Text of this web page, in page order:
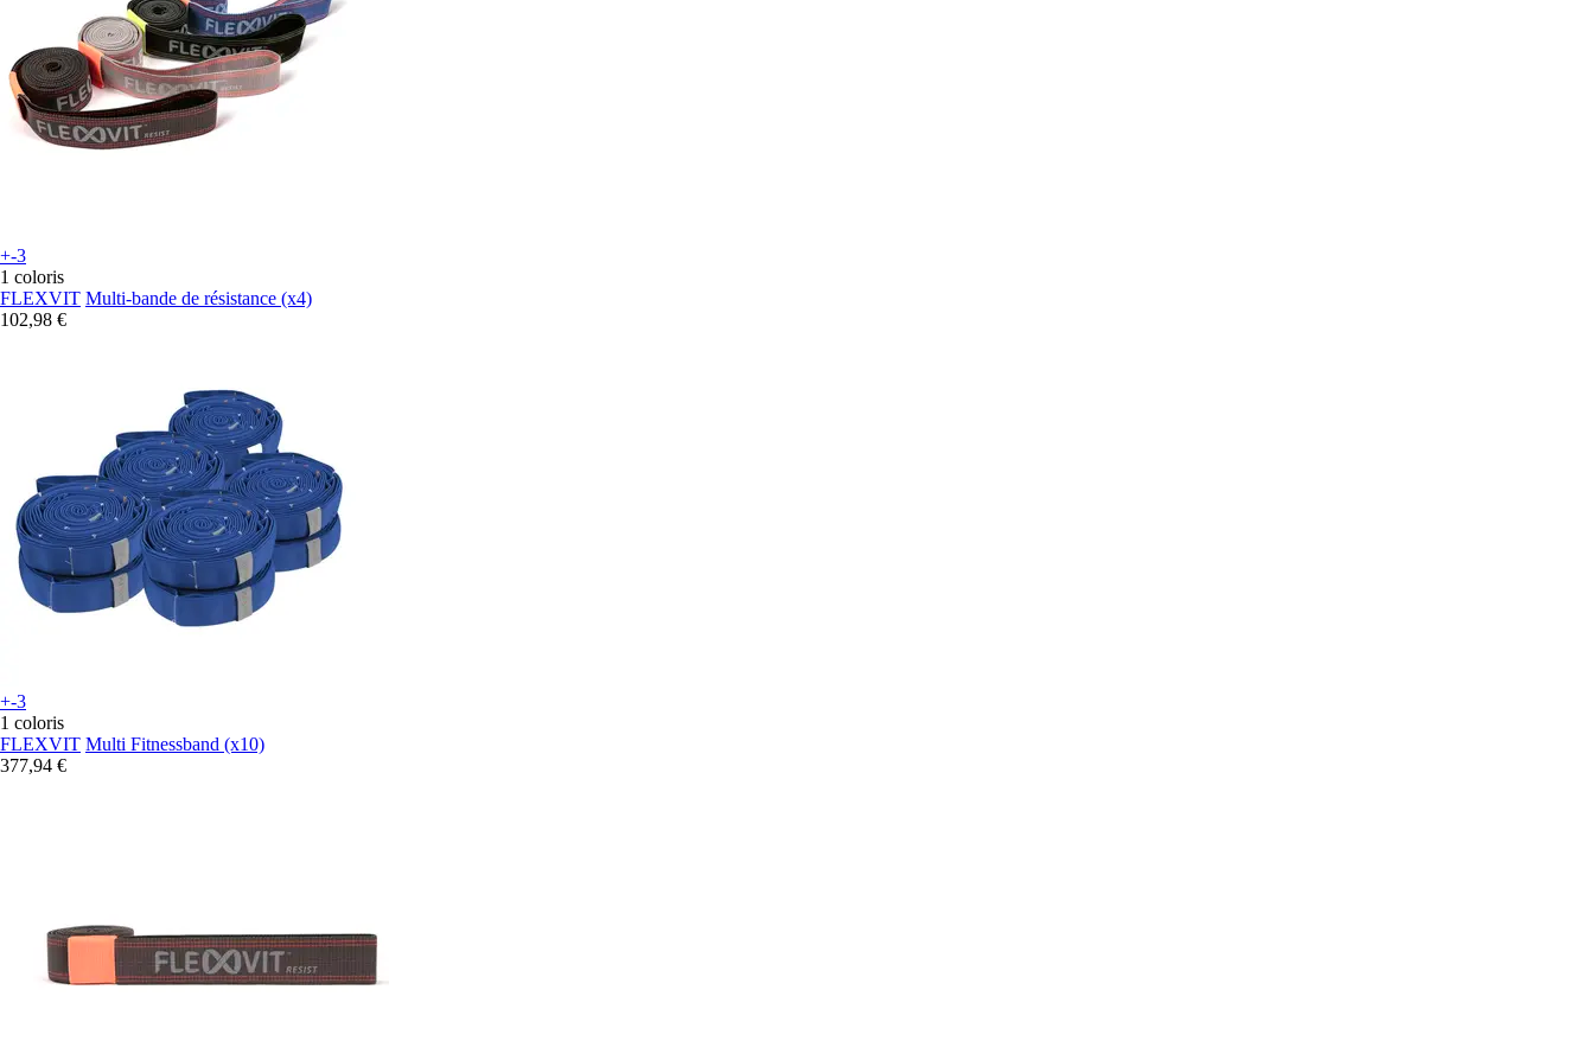
+-3
1 coloris
FLEXVIT Multi-bande de résistance (x4)
102,98 €
+-3
1 coloris
FLEXVIT Multi Fitnessband (x10)
377,94 €